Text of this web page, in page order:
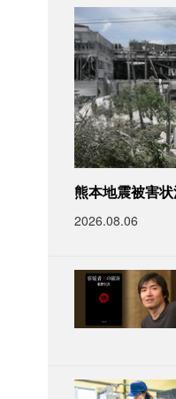
熊本地震被害
2026.08.06